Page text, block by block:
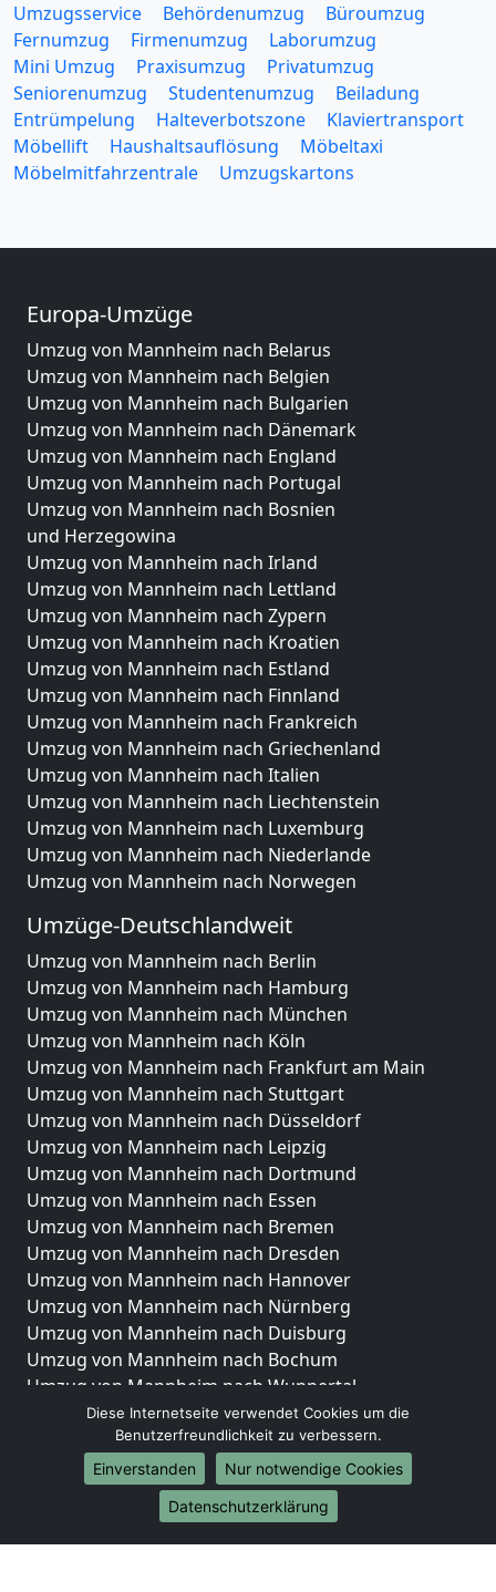
Umzugsservice Behördenumzug
Büroumzug
Fernumzug
Firmenumzug
Laborumzug
Mini Umzug
Praxisumzug
Privatumzug
Seniorenumzug
Studentenumzug
Beiladung
Entrümpelung
Halteverbotszone
Klaviertransport
Möbellift
Haushaltsauflösung
Möbeltaxi
Möbelmitfahrzentrale
Umzugskartons
Europa-Umzüge
Umzug von Mannheim nach Belarus
Umzug von Mannheim nach Belgien
Umzug von Mannheim nach Bulgarien
Umzug von Mannheim nach Dänemark
Umzug von Mannheim nach England
Umzug von Mannheim nach Portugal
Umzug von Mannheim nach Bosnien
und Herzegowina
Umzug von Mannheim nach Irland
Umzug von Mannheim nach Lettland
Umzug von Mannheim nach Zypern
Umzug von Mannheim nach Kroatien
Umzug von Mannheim nach Estland
Umzug von Mannheim nach Finnland
Umzug von Mannheim nach Frankreich
Umzug von Mannheim nach Griechenland
Umzug von Mannheim nach Italien
Umzug von Mannheim nach Liechtenstein
Umzug von Mannheim nach Luxemburg
Umzug von Mannheim nach Niederlande
Umzug von Mannheim nach Norwegen
Umzüge-Deutschlandweit
Umzug von Mannheim nach Berlin
Umzug von Mannheim nach Hamburg
Umzug von Mannheim nach München
Umzug von Mannheim nach Köln
Umzug von Mannheim nach Frankfurt am Main
Umzug von Mannheim nach Stuttgart
Umzug von Mannheim nach Düsseldorf
Umzug von Mannheim nach Leipzig
Umzug von Mannheim nach Dortmund
Umzug von Mannheim nach Essen
Umzug von Mannheim nach Bremen
Umzug von Mannheim nach Dresden
Umzug von Mannheim nach Hannover
Umzug von Mannheim nach Nürnberg
Umzug von Mannheim nach Duisburg
Umzug von Mannheim nach Bochum
Umzug von Mannheim nach Wuppertal
Umzug von Mannheim nach Bielefeld
Umzug von Mannheim nach Bonn
Umzug von Mannheim nach Münster
Internationale-Umzüge
Umzug von Mannheim nach Brasilien
Diese Internetseite verwendet Cookies um die
Benutzerfreundlichkeit zu verbessern.
Einverstanden
Nur notwendige Cookies
Datenschutzerklärung